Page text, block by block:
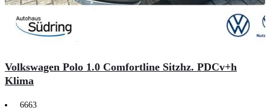
Volkswagen Polo 1.0 Comfortline Sitzhz. PDCv+h
Klima
6663